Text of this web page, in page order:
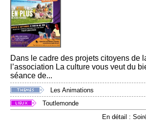
Dans le cadre des projets citoyens de
l’association La culture vous veut du
séance de...
Les Animations
Toutlemonde
En détail :